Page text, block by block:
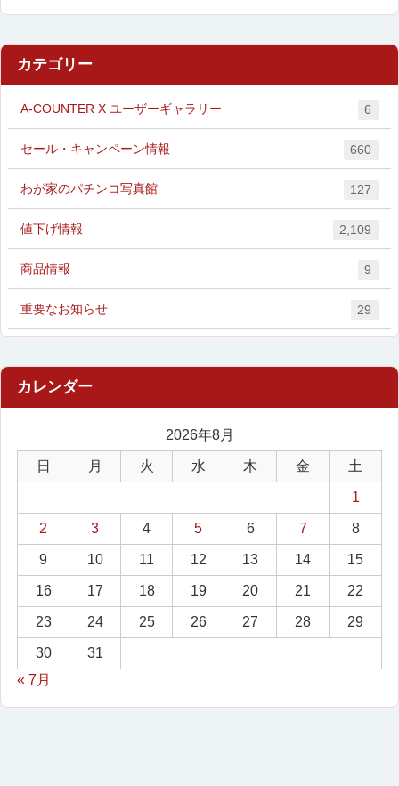
カテゴリー
A-COUNTER X ユーザーギャラリー 6
セール・キャンペーン情報 660
わが家のパチンコ写真館 127
値下げ情報 2,109
商品情報 9
重要なお知らせ 29
2026年8月
日 月 火 水 木 金 土
1
2 3 4 5 6 7 8
9 10 11 12 13 14 15
16 17 18 19 20 21 22
23 24 25 26 27 28 29
30
31
« 7月